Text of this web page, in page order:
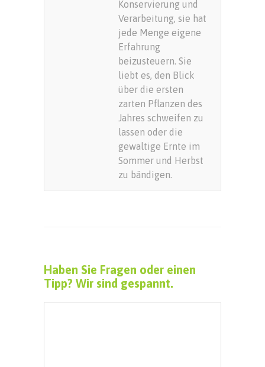
Konservierung und
Verarbeitung, sie hat
jede Menge eigene
Erfahrung
beizusteuern. Sie
liebt es, den Blick
über die ersten
zarten Pflanzen des
Jahres schweifen zu
lassen oder die
gewaltige Ernte im
Sommer und Herbst
zu bändigen.
Haben Sie Fragen oder einen
Tipp? Wir sind gespannt.